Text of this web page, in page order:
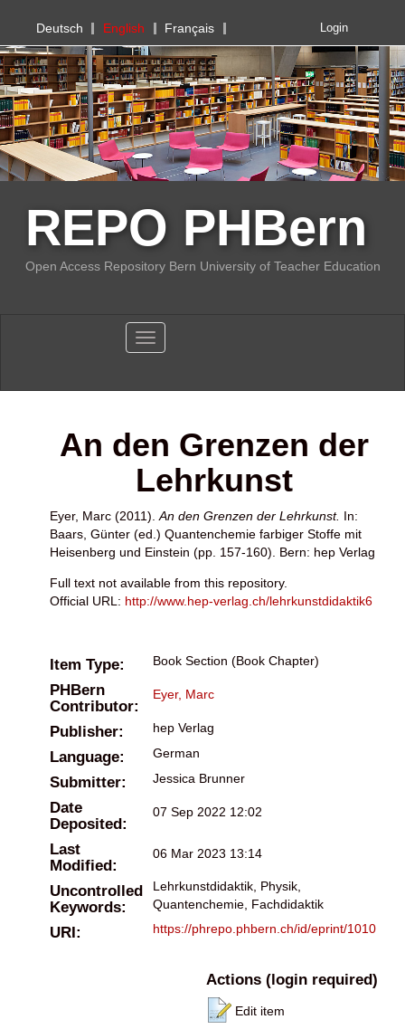
PHBern
Deutsch English Français Login
REPO PHBern
Open Access Repository Bern University of Teacher Education
Toggle navigation
An den Grenzen der
Lehrkunst
Eyer, Marc (2011). An den Grenzen der Lehrkunst. In:
Baars, Günter (ed.) Quantenchemie farbiger Stoffe mit
Heisenberg und Einstein (pp. 157-160). Bern: hep Verlag
Full text not available from this repository.
Official URL: http://www.hep-verlag.ch/lehrkunstdidaktik6
Item Type: Book Section (Book Chapter)
PHBern
Contributor:
Eyer, Marc
Publisher: hep Verlag
Language: German
Submitter: Jessica Brunner
Date
Deposited:
07 Sep 2022 12:02
Last
Modified:
06 Mar 2023 13:14
Uncontrolled
Keywords:
Lehrkunstdidaktik, Physik,
Quantenchemie, Fachdidaktik
URI: https://phrepo.phbern.ch/id/eprint/1010
Actions (login required)
Edit item